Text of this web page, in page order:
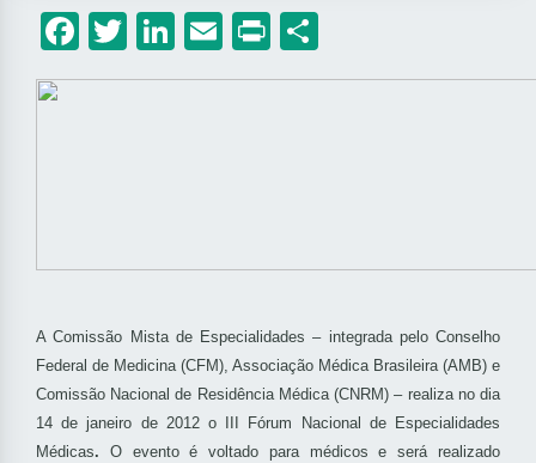
Facebook
Twitter
LinkedIn
Email
Print
A Comissão Mista de Especialidades – integrada pelo Conselho
Federal de Medicina (CFM), Associação Médica Brasileira (AMB) e
Comissão Nacional de Residência Médica (CNRM) – realiza no dia
14 de janeiro de 2012 o III Fórum Nacional de Especialidades
Médicas. O evento é voltado para médicos e será realizado